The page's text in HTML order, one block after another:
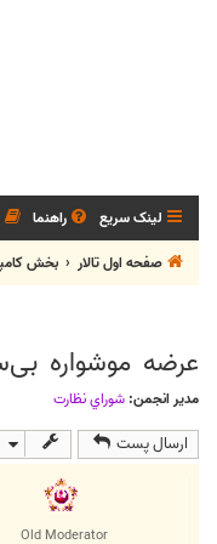
لینک سریع راهنما
صفحه اول تالار
بخش
عرضه موشواره
مدیر انجمن: شوراي نظارت
ارسال پست
Old Moderator